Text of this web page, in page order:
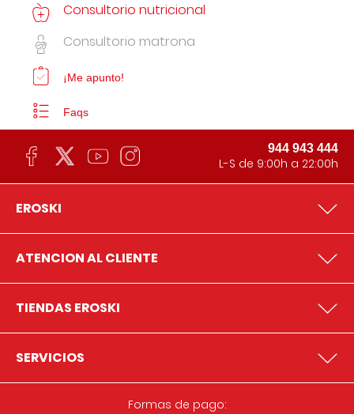
Consultorio nutricional
Consultorio matrona
¡Me apunto!
Faqs
944 943 444
L-S de 9:00h a 22:00h
EROSKI
ATENCION AL CLIENTE
TIENDAS EROSKI
SERVICIOS
Formas de pago: